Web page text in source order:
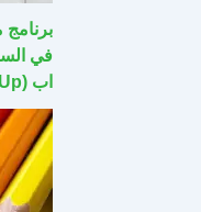
في
اب (PharmUp)